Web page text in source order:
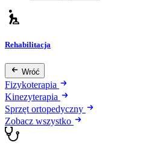
Rehabilitacja
Wróć
Fizykoterapia
Kinezyterapia
Sprzęt ortopedyczny
Zobacz wszystko